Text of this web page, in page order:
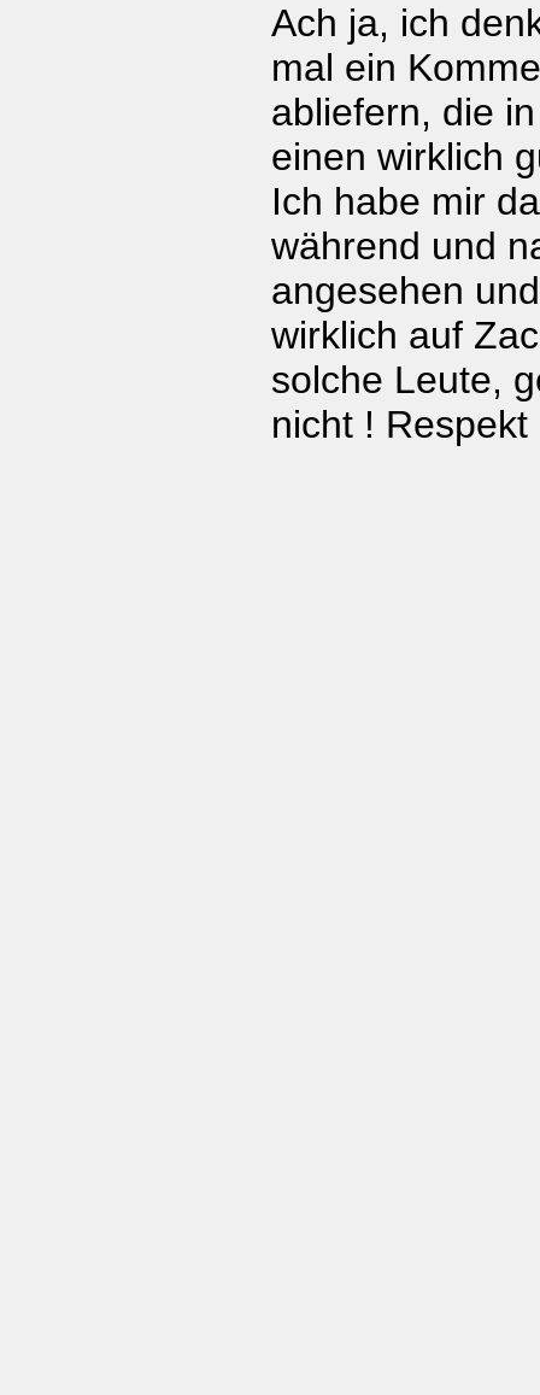
Ach ja, ich
mal ein
abliefern, die
einen wirklich
Ich habe mir
während und
angesehen
wirklich auf
solche Leute,
nicht ! Respekt